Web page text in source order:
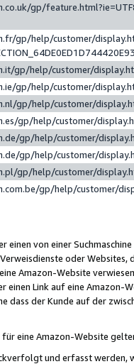
gp/
gp/help/customer/
gp/help/customer/
gp/help/customer/
gp/help/customer/
gp/help/customer/
gp/help/customer/
gp/help/customer/
gp/help/customer/
gp/help/customer/
einen von einer
oder Websites,
Amazon-Website
einen Link auf eine
dass der Kunde auf der
eine Amazon-Website
und erfasst werden,